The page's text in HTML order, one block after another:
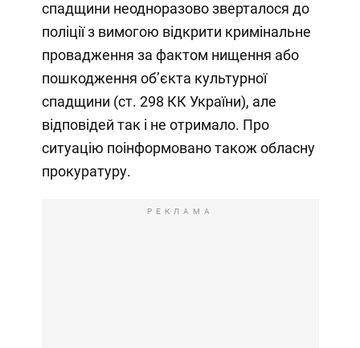
спадщини неодноразово зверталося до
поліції з вимогою відкрити кримінальне
провадження за фактом нищення або
пошкодження об’єкта культурної
спадщини (ст. 298 КК України), але
відповідей так і не отримало. Про
ситуацію поінформовано також обласну
прокуратуру.
РЕКЛАМА